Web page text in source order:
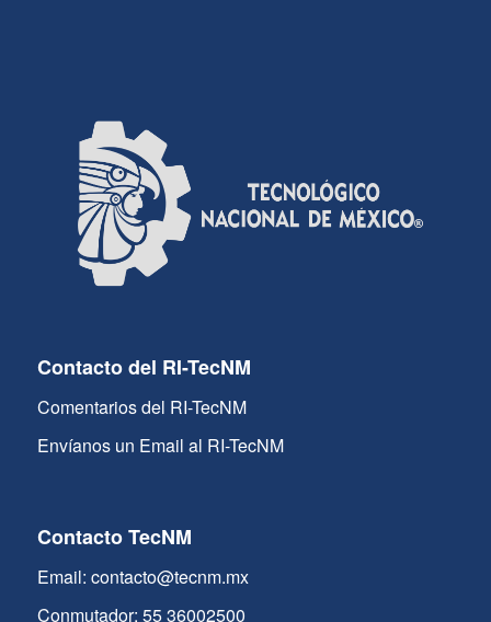
Contacto del RI-TecNM
Comentarios del RI-TecNM
Envíanos un Email al RI-TecNM
Contacto TecNM
Email: contacto@tecnm.mx
Conmutador: 55 36002500